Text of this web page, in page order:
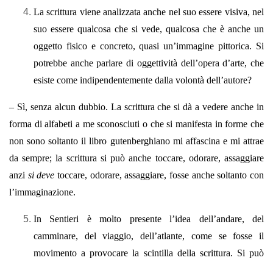
La scrittura viene analizzata anche nel suo essere visiva, nel
suo essere qualcosa che si vede, qualcosa che è anche un
oggetto fisico e concreto, quasi un’immagine pittorica. Si
potrebbe anche parlare di oggettività dell’opera d’arte, che
esiste come indipendentemente dalla volontà dell’autore?
– Sì, senza alcun dubbio. La scrittura che si dà a vedere anche in
forma di alfabeti a me sconosciuti o che si manifesta in forme che
non sono soltanto il libro gutenberghiano mi affascina e mi attrae
da sempre; la scrittura si può anche toccare, odorare, assaggiare
anzi si devetoccare, odorare, assaggiare, fosse anche soltanto con
l’immaginazione.
In Sentieri è molto presente l’idea dell’andare, del
camminare, del viaggio, dell’atlante, come se fosse il
movimento a provocare la scintilla della scrittura. Si può